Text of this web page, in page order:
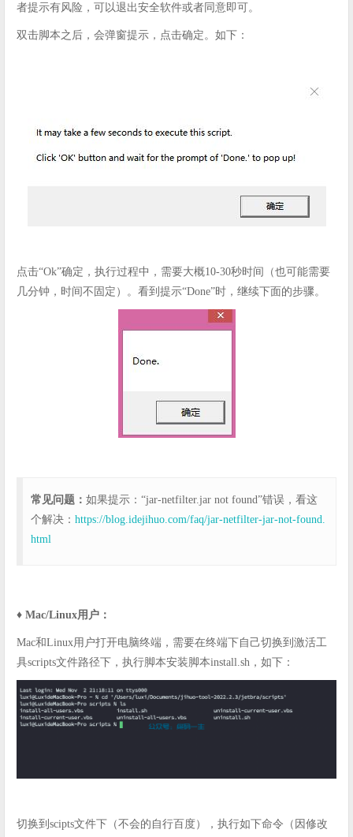
者提示有风险，可以退出安全软件或者同意即可。
双击脚本之后，会弹窗提示，点击确定。如下：
点击“Ok”确定，执行过程中，需要大概10-30秒时间（也可能需要
几分钟，时间不固定）。看到提示“Done”时，继续下面的步骤。
常见问题： 如果提示：“jar-netfilter.jar not found”错误，看这
个解决： https://blog.idejihuo.com/faq/jar-netfilter-jar-not-found.
html
♦️ Mac/Linux用户：
Mac和Linux用户打开电脑终端，需要在终端下自己切换到激活工
具scripts文件路径下，执行脚本安装脚本install.sh，如下：
切换到scipts文件下（不会的自行百度），执行如下命令（因修改